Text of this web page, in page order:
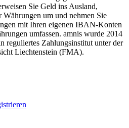
Sie Geld ins Ausland,
um und nehmen Sie
mit Ihren eigenen IBAN-Konten
umfassen. amnis wurde 2014
reguliertes Zahlungsinstitut unter der
Liechtenstein (FMA).